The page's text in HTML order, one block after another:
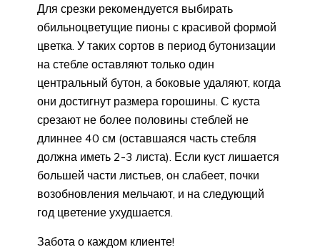
Для срезки рекомендуется выбирать
обильноцветущие пионы с красивой формой
цветка. У таких сортов в период бутонизации
на стебле оставляют только один
центральный бутон, а боковые удаляют, когда
они достигнут размера горошины. С куста
срезают не более половины стеблей не
длиннее 40 см (оставшаяся часть стебля
должна иметь 2-3 листа). Если куст лишается
большей части листьев, он слабеет, почки
возобновления мельчают, и на следующий
год цветение ухудшается.
Забота о каждом клиенте!